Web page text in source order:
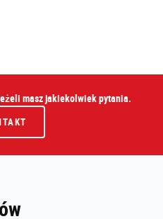
masz jakiekolwiek pytania.